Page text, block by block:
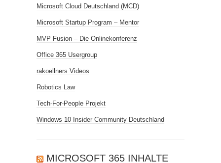
Microsoft Cloud Deutschland (MCD)
Microsoft Startup Program – Mentor
MVP Fusion – Die Onlinekonferenz
Office 365 Usergroup
rakoellners Videos
Robotics Law
Tech-For-People Projekt
Windows 10 Insider Community Deutschland
MICROSOFT 365 INHALTE